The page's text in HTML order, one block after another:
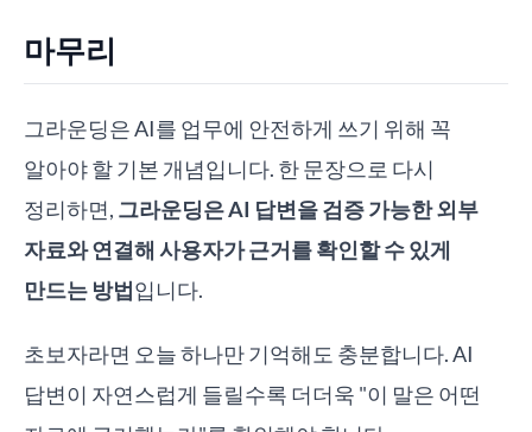
마무리
그라운딩은 AI를 업무에 안전하게 쓰기 위해 꼭
알아야 할 기본 개념입니다. 한 문장으로 다시
정리하면, 그라운딩은 AI 답변을 검증 가능한 외부
자료와 연결해 사용자가 근거를 확인할 수 있게
만드는 방법입니다.
초보자라면 오늘 하나만 기억해도 충분합니다. AI
답변이 자연스럽게 들릴수록 더더욱 "이 말은 어떤